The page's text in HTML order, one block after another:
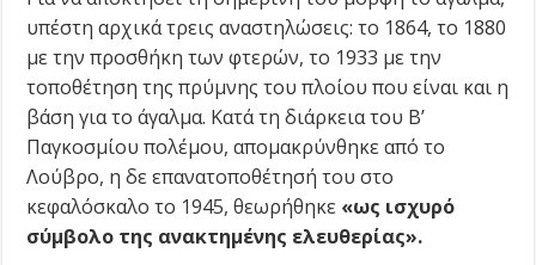
υπέστη αρχικά τρεις αναστηλώσεις: το 1864, το 1880
με την προσθήκη των φτερών, το 1933 με την
τοποθέτηση της πρύμνης του πλοίου που είναι και η
βάση για το άγαλμα. Κατά τη διάρκεια του Β’
Παγκοσμίου πολέμου, απομακρύνθηκε από το
Λούβρο, η δε επανατοποθέτησή του στο
κεφαλόσκαλο το 1945, θεωρήθηκε «ως ισχυρό
σύμβολο της ανακτημένης ελευθερίας».